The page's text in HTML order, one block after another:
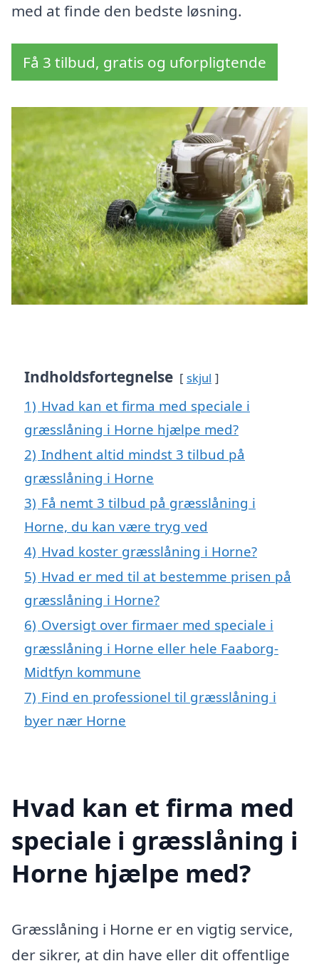
med at finde den bedste løsning.
Få 3 tilbud, gratis og uforpligtende
Indholdsfortegnelse skjul
1) Hvad kan et firma med speciale i
græsslåning i Horne hjælpe med?
2) Indhent altid mindst 3 tilbud på
græsslåning i Horne
3) Få nemt 3 tilbud på græsslåning i
Horne, du kan være tryg ved
4) Hvad koster græsslåning i Horne?
5) Hvad er med til at bestemme prisen på
græsslåning i Horne?
6) Oversigt over firmaer med speciale i
græsslåning i Horne eller hele Faaborg-
Midtfyn kommune
7) Find en professionel til græsslåning i
byer nær Horne
Hvad kan et firma med
speciale i græsslåning i
Horne hjælpe med?
Græsslåning i Horne er en vigtig service,
der sikrer, at din have eller dit offentlige